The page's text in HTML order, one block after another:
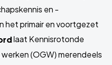
en -
het primair en voortgezet
laat Kennisrotonde
(OGW) merendeels